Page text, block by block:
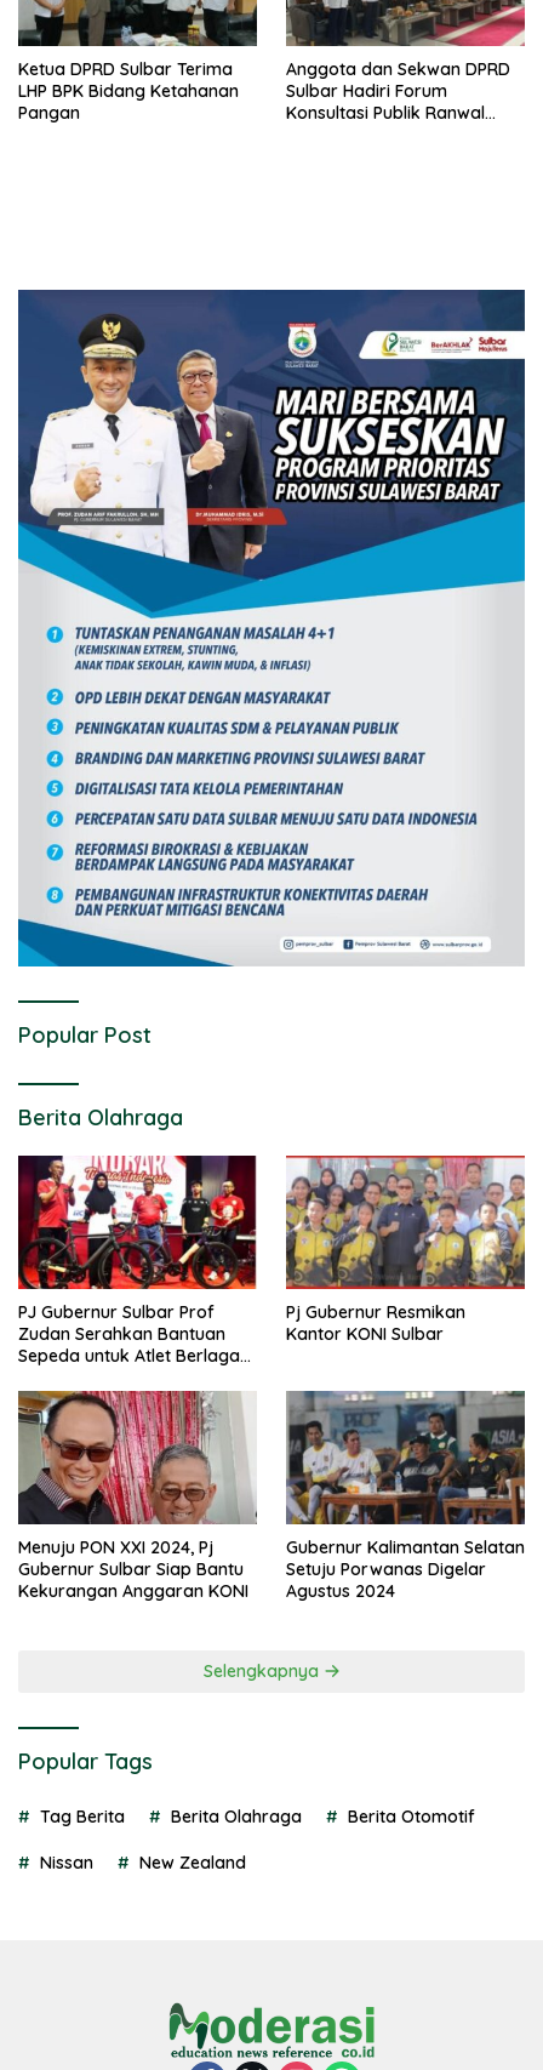
Ketua DPRD Sulbar Terima
LHP BPK Bidang Ketahanan
Pangan
Anggota dan Sekwan DPRD
Sulbar Hadiri Forum
Konsultasi Publik Ranwal
Popular Post
Berita Olahraga
PJ Gubernur Sulbar Prof
Zudan Serahkan Bantuan
Sepeda untuk Atlet Berlaga
Pj Gubernur Resmikan
Kantor KONI Sulbar
Menuju PON XXI 2024, Pj
Gubernur Sulbar Siap Bantu
Kekurangan Anggaran KONI
Gubernur Kalimantan Selatan
Setuju Porwanas Digelar
Agustus 2024
Selengkapnya
Popular Tags
Tag Berita Berita Olahraga Berita Otomotif
Nissan New Zealand